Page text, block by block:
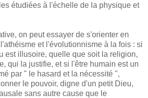
étudiées à l'échelle de la physique et
on peut essayer de s'orienter en
et l'évolutionnisme à la fois : si
est illusoire, quelle que soit la religion,
qui la justifie, et si l'être humain est un
par " le hasard et la nécessité ",
le pouvoir, digne d'un petit Dieu,
sans autre cause que le